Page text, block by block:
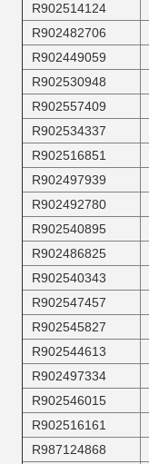
R902514124
R902482706
R902449059
R902530948
R902557409
R902534337
R902516851
R902497939
R902492780
R902540895
R902486825
R902540343
R902547457
R902545827
R902544613
R902497334
R902546015
R902516161
R987124868